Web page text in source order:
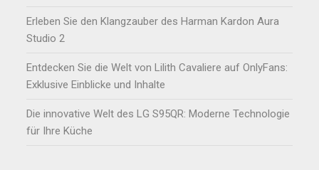
Erleben Sie den Klangzauber des Harman Kardon Aura
Studio 2
Entdecken Sie die Welt von Lilith Cavaliere auf OnlyFans:
Exklusive Einblicke und Inhalte
Die innovative Welt des LG S95QR: Moderne Technologie
für Ihre Küche